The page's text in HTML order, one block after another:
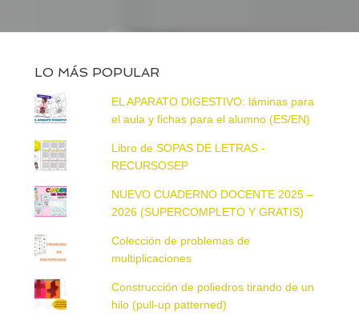
LO MÁS POPULAR
EL APARATO DIGESTIVO: láminas para
el aula y fichas para el alumno (ES/EN)
Libro de SOPAS DE LETRAS -
RECURSOSEP
NUEVO CUADERNO DOCENTE 2025 –
2026 (SUPERCOMPLETO Y GRATIS)
Colección de problemas de
multiplicaciones
Construcción de poliedros tirando de un
hilo (pull-up patterned)